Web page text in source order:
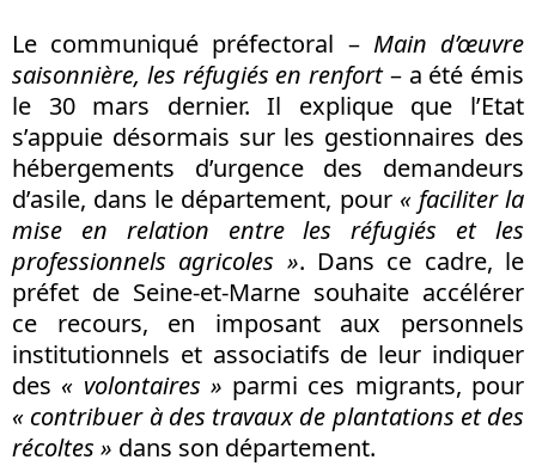
Le communiqué préfectoral – Main d’œuvre
saisonnière, les réfugiés en renfort– a été émis
le 30 mars dernier. Il explique que l’Etat
s’appuie désormais sur les gestionnaires des
hébergements d’urgence des demandeurs
d’asile, dans le département, pour « faciliter la
mise en relation entre les réfugiés et les
professionnels agricoles ». Dans ce cadre, le
préfet de Seine-et-Marne souhaite accélérer
ce recours, en imposant aux personnels
institutionnels et associatifs de leur indiquer
des « volontaires » parmi ces migrants, pour
« contribuer à des travaux de plantations et des
récoltes » dans son département.